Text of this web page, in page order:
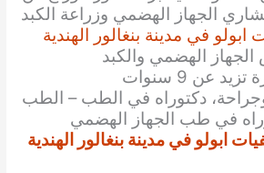
الجهاز الهضمي وزراعة الكبد
في مدينة بنغالور الهندية
الهضمي والكبد
عن 9 سنوات
دكتوراه في الطب – الطب
في طب الجهاز الهضمي
ابولو في مدينة بنغالور الهندية